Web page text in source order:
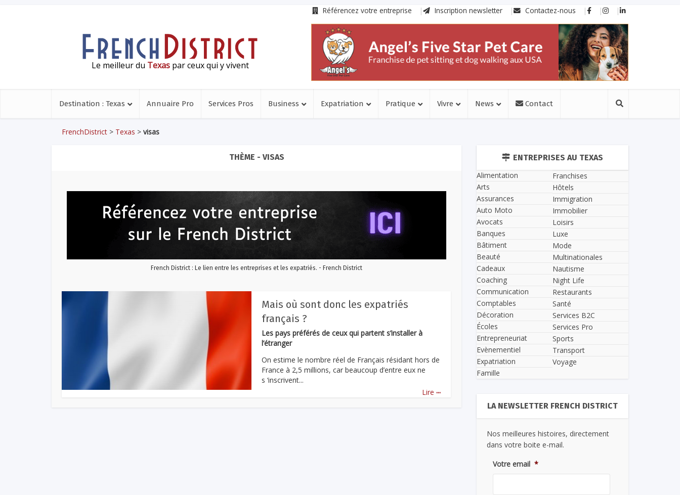
Référencez votre entreprise Inscription newsletter Contactez-nous
Le meilleur du Texaspar ceux qui y vivent
Destination : Texas Annuaire Pro Services Pros Business Expatriation Pratique Vivre News Contact
FrenchDistrict > Texas > visas
THÈME - VISAS
French District : Le lien entre les entreprises et les expatriés. - French District
Mais où sont donc les expatriés
français ?
Les pays préférés de ceux qui partent s’installer à
l’étranger
On estime le nombre réel de Français résidant hors de
France à 2,5 millions, car beaucoup d’entre eux ne
s ‘inscrivent...
Lire ...
ENTREPRISES AU TEXAS
Alimentation
Arts
Assurances
Auto Moto
Avocats
Banques
Bâtiment
Beauté
Cadeaux
Coaching
Communication
Comptables
Décoration
Écoles
Entrepreneuriat
Evènementiel
Expatriation
Famille
Franchises
Hôtels
Immigration
Immobilier
Loisirs
Luxe
Mode
Multinationales
Nautisme
Night Life
Restaurants
Santé
Services B2C
Services Pro
Sports
Transport
Voyage
LA NEWSLETTER FRENCH DISTRICT
Nos meilleures histoires, directement
dans votre boite e-mail.
Votre email *